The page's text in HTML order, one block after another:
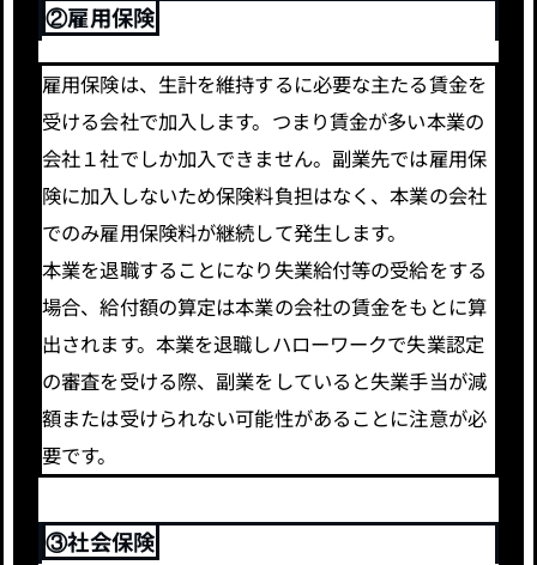
②雇用保険
雇用保険は、生計を維持するに必要な主たる賃金を
受ける会社で加入します。つまり賃金が多い本業の
会社１社でしか加入できません。副業先では雇用保
険に加入しないため保険料負担はなく、本業の会社
でのみ雇用保険料が継続して発生します。
本業を退職することになり失業給付等の受給をする
場合、給付額の算定は本業の会社の賃金をもとに算
出されます。本業を退職しハローワークで失業認定
の審査を受ける際、副業をしていると失業手当が減
額または受けられない可能性があることに注意が必
要です。
③社会保険